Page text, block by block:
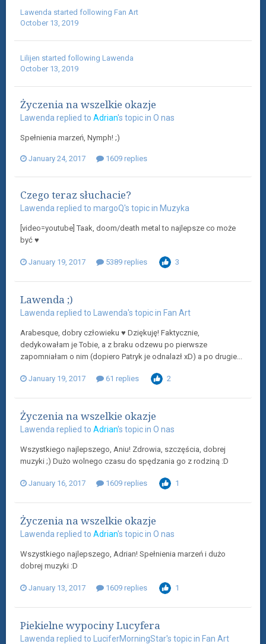
Lawenda started following Fan Art
October 13, 2019
Lilijen started following Lawenda
October 13, 2019
Życzenia na wszelkie okazje
Lawenda replied to Adrian's topic in O nas
Spełnienia marzeń, Nymph! ;)
January 24, 2017 1609 replies
Czego teraz słuchacie?
Lawenda replied to margoQ's topic in Muzyka
[video=youtube] Taak, doom/death metal to najlepsze co może
być ♥
January 19, 2017 5389 replies 3
Lawenda ;)
Lawenda replied to Lawenda's topic in Fan Art
Arabesque, dobry człowieku ♥ Dziękuję! Faktycznie,
dedykowałam je Tobie, a z braku odzewu po pierwsze
zapomniałam o nim (dopiero Patryk je odnalazł xD) a po drugie...
January 19, 2017 61 replies 2
Życzenia na wszelkie okazje
Lawenda replied to Adrian's topic in O nas
Wszystkiego najlepszego, Aniu! Zdrowia, szczęścia, dobrej
muzyki ;) Dużo wolnego czasu do spędzania go z rodziną :D
January 16, 2017 1609 replies 1
Życzenia na wszelkie okazje
Lawenda replied to Adrian's topic in O nas
Wszystkiego najlepszego, Adrian! Spełnienia marzeń i dużo
dobrej muzyki :D
January 13, 2017 1609 replies 1
Piekielne wypociny Lucyfera
Lawenda replied to LuciferMorningStar's topic in Fan Art